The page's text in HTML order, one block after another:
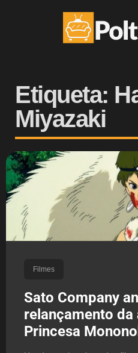
Etiqueta:
Miyazaki
Filmes
Sato Company
relançamento da
Princesa